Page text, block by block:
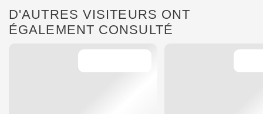
D'AUTRES VISITEURS ONT
ÉGALEMENT CONSULTÉ